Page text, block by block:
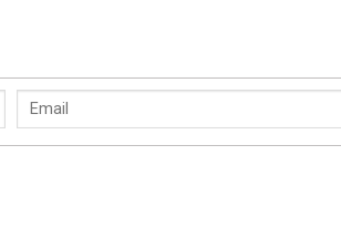
Minh Quang, Hưng Thịnh… để tạo ra